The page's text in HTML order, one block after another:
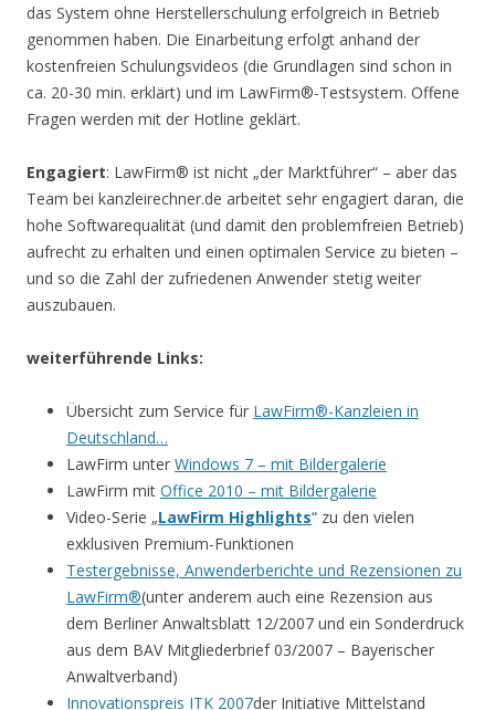
das System ohne Herstellerschulung erfolgreich in Betrieb
genommen haben. Die Einarbeitung erfolgt anhand der
kostenfreien Schulungsvideos (die Grundlagen sind schon in
ca. 20-30 min. erklärt) und im LawFirm®-Testsystem. Offene
Fragen werden mit der Hotline geklärt.
Engagiert: LawFirm® ist nicht „der Marktführer“ – aber das
Team bei kanzleirechner.de arbeitet sehr engagiert daran, die
hohe Softwarequalität (und damit den problemfreien Betrieb)
aufrecht zu erhalten und einen optimalen Service zu bieten –
und so die Zahl der zufriedenen Anwender stetig weiter
auszubauen.
weiterführende Links:
Übersicht zum Service für LawFirm®-Kanzleien in
Deutschland…
LawFirm unter Windows 7 – mit Bildergalerie
LawFirm mit Office 2010 – mit Bildergalerie
Video-Serie „LawFirm Highlights“ zu den vielen
exklusiven Premium-Funktionen
Testergebnisse, Anwenderberichte und Rezensionen zu
LawFirm®(unter anderem auch eine Rezension aus
dem Berliner Anwaltsblatt 12/2007 und ein Sonderdruck
aus dem BAV Mitgliederbrief 03/2007 – Bayerischer
Anwaltverband)
Innovationspreis ITK 2007der Initiative Mittelstand